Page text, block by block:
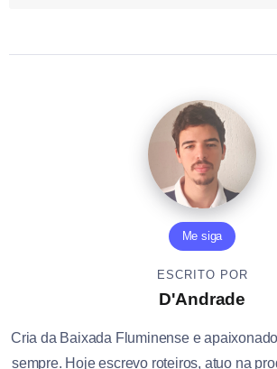
Me siga
ESCRITO POR
D'Andrade
Cria da Baixada Fluminense e
sempre. Hoje escrevo roteiros, atuo na